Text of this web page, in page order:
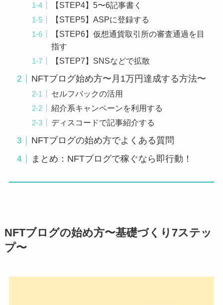
【STEP4】5〜6記事書く
【STEP5】ASPに登録する
【STEP6】仮想通貨取引所の審査通過を目
指す
【STEP7】SNSなどで拡散
NFTブログ始め方〜月1万円達成する方法〜
セルフバックの活用
紹介系キャンペーンを利用する
ディスコードで記事紹介する
NFTブログの始め方でよくある質問
まとめ：NFTブログで稼ぐなら即行動！
NFTブログの始め方〜基礎づくり7ステッ
プ〜